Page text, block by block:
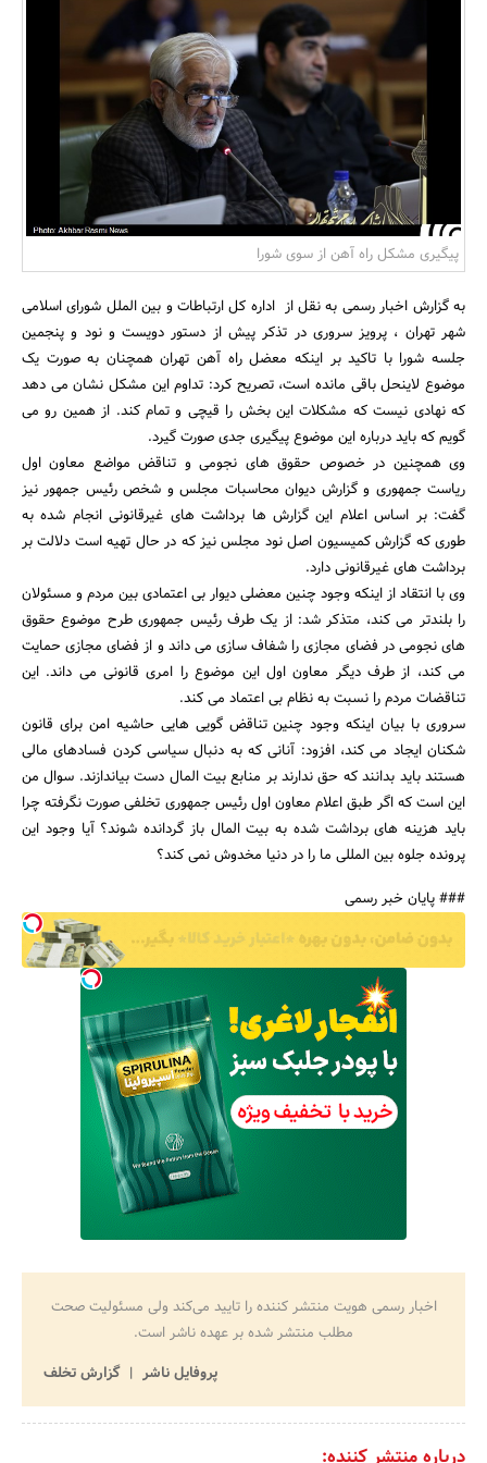
بانک، بیمه و سرمایه
مسکن و ساختمان
جستجو
پیگیری مشکل راه آهن از سوی شورا
به گزارش اخبار رسمی به نقل از اداره کل ارتباطات و بین الملل شورای اسلامی
شهر تهران ، پرویز سروری در تذکر پیش از دستور دویست و نود و پنجمین
جلسه شورا با تاکید بر اینکه معضل راه آهن تهران همچنان به صورت یک
موضوع لاینحل باقی مانده است، تصریح کرد: تداوم این مشکل نشان می دهد
که نهادی نیست که مشکلات این بخش را قیچی و تمام کند. از همین رو می
گویم که باید درباره این موضوع پیگیری جدی صورت گیرد.
وی همچنین در خصوص حقوق های نجومی و تناقض مواضع معاون اول
ریاست جمهوری و گزارش دیوان محاسبات مجلس و شخص رئیس جمهور نیز
گفت: بر اساس اعلام این گزارش ها برداشت های غیرقانونی انجام شده به
طوری که گزارش کمیسیون اصل نود مجلس نیز که در حال تهیه است دلالت بر
برداشت های غیرقانونی دارد.
وی با انتقاد از اینکه وجود چنین معضلی دیوار بی اعتمادی بین مردم و مسئولان
را بلندتر می کند، متذکر شد: از یک طرف رئیس جمهوری طرح موضوع حقوق
های نجومی در فضای مجازی را شفاف سازی می داند و از فضای مجازی حمایت
می کند، از طرف دیگر معاون اول این موضوع را امری قانونی می داند. این
تناقضات مردم را نسبت به نظام بی اعتماد می کند.
سروری با بیان اینکه وجود چنین تناقض گویی هایی حاشیه امن برای قانون
شکنان ایجاد می کند، افزود: آنانی که به دنبال سیاسی کردن فسادهای مالی
هستند باید بدانند که حق ندارند بر منابع بیت المال دست بیاندازند. سوال من
این است که اگر طبق اعلام معاون اول رئیس جمهوری تخلفی صورت نگرفته چرا
باید هزینه های برداشت شده به بیت المال باز گردانده شوند؟ آیا وجود این
پرونده جلوه بین المللی ما را در دنیا مخدوش نمی کند؟
### پایان خبر رسمی
اخبار رسمی هویت منتشر کننده را تایید می‌کند ولی مسئولیت صحت
مطلب منتشر شده بر عهده ناشر است.
پروفایل ناشر
گزارش تخلف
درباره منتشر کننده: